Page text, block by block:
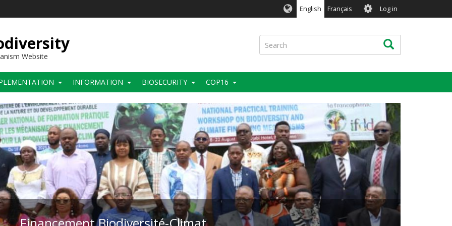
English Français User
account
menu
Log in
Website
Search Search
INFORMATION BIOSECURITY COP16